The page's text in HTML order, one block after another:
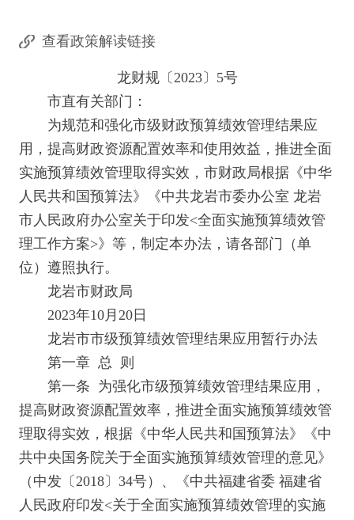
查看政策解读链接
龙财规〔2023〕5号
市直有关部门：
为规范和强化市级财政预算绩效管理结果应
用，提高财政资源配置效率和使用效益，推进全面
实施预算绩效管理取得实效，市财政局根据《中华
人民共和国预算法》《中共龙岩市委办公室 龙岩
市人民政府办公室关于印发<全面实施预算绩效管
理工作方案>》等，制定本办法，请各部门（单
位）遵照执行。
龙岩市财政局
2023年10月20日
龙岩市市级预算绩效管理结果应用暂行办法
第一章 总 则
第一条 为强化市级预算绩效管理结果应用，
提高财政资源配置效率，推进全面实施预算绩效管
理取得实效，根据《中华人民共和国预算法》《中
共中央国务院关于全面实施预算绩效管理的意见》
（中发〔2018〕34号）、《中共福建省委 福建省
人民政府印发<关于全面实施预算绩效管理的实施